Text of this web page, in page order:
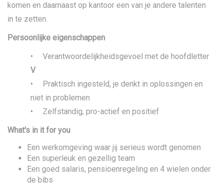
komen en daarnaast op kantoor een van je andere talenten
in te zetten.
Persoonlijke eigenschappen
• Verantwoordelijkheidsgevoel met de hoofdletter
V
• Praktisch ingesteld, je denkt in oplossingen en
niet in problemen
• Zelfstandig, pro-actief en positief
What's in it for you
Een werkomgeving waar jij serieus wordt genomen
Een superleuk en gezellig team
Een goed salaris, pensioenregeling en 4 wielen onder
de bibs